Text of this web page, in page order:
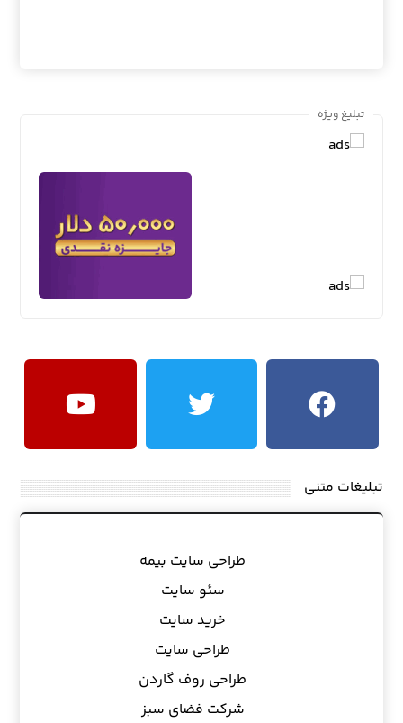
تبلیغ ویژه
تبلیغات متنی
طراحی سایت بیمه
سئو سایت
خرید سایت
طراحی سایت
طراحی روف گاردن
شرکت فضای سبز